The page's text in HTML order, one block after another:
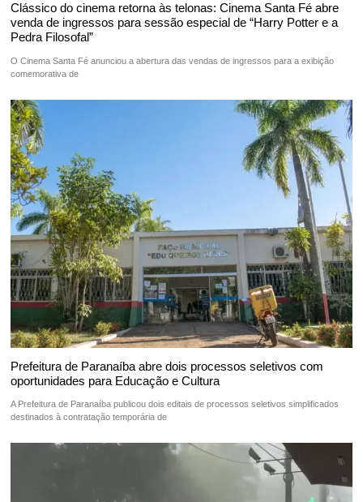
Clássico do cinema retorna às telonas: Cinema Santa Fé abre
venda de ingressos para sessão especial de “Harry Potter e a
Pedra Filosofal”
O Cinema Santa Fé anunciou a abertura das vendas de ingressos para a exibição
comemorativa de
Prefeitura de Paranaíba abre dois processos seletivos com
oportunidades para Educação e Cultura
A Prefeitura de Paranaíba publicou dois editais de processos seletivos simplificados
destinados à contratação temporária de